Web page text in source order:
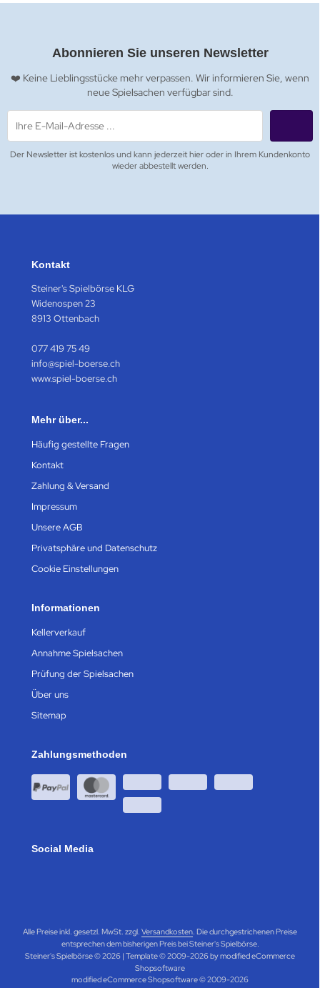
Abonnieren Sie unseren Newsletter
❤️ Keine Lieblingsstücke mehr verpassen. Wir informieren Sie, wenn
neue Spielsachen verfügbar sind.
Der Newsletter ist kostenlos und kann jederzeit hier oder in Ihrem Kundenkonto
wieder abbestellt werden.
Kontakt
Steiner's Spielbörse KLG
Widenospen 23
8913 Ottenbach
077 419 75 49
info@spiel-boerse.ch
www.spiel-boerse.ch
Mehr über...
Häufig gestellte Fragen
Kontakt
Zahlung & Versand
Impressum
Unsere AGB
Privatsphäre und Datenschutz
Cookie Einstellungen
Informationen
Kellerverkauf
Annahme Spielsachen
Prüfung der Spielsachen
Über uns
Sitemap
Zahlungsmethoden
Social Media
Alle Preise inkl. gesetzl. MwSt. zzgl. Versandkosten. Die durchgestrichenen Preise
entsprechen dem bisherigen Preis bei Steiner's Spielbörse.
Steiner's Spielbörse © 2026 | Template © 2009-2026 by modified eCommerce
Shopsoftware
modified eCommerce Shopsoftware © 2009-2026